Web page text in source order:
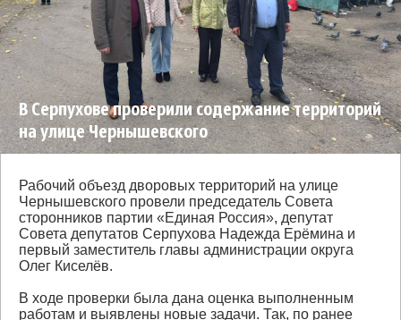
В Серпухове проверили содержание территорий
на улице Чернышевского
Рабочий объезд дворовых территорий на улице
Чернышевского провели председатель Совета
сторонников партии «Единая Россия», депутат
Совета депутатов Серпухова Надежда Ерёмина и
первый заместитель главы администрации округа
Олег Киселёв.
В ходе проверки была дана оценка выполненным
работам и выявлены новые задачи. Так, по ранее